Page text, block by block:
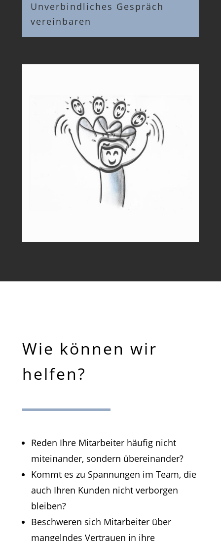
Unverbindliches Gespräch
vereinbaren
Wie können wir
helfen?
Reden Ihre Mitarbeiter häufig nicht
miteinander, sondern übereinander?
Kommt es zu Spannungen im Team, die
auch Ihren Kunden nicht verborgen
bleiben?
Beschweren sich Mitarbeiter über
mangelndes Vertrauen in ihre